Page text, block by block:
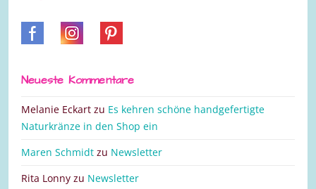
Neueste Kommentare
Melanie Eckart zu Es kehren schöne handgefertigte
Naturkränze in den Shop ein
Maren Schmidt zu Newsletter
Rita Lonny zu Newsletter